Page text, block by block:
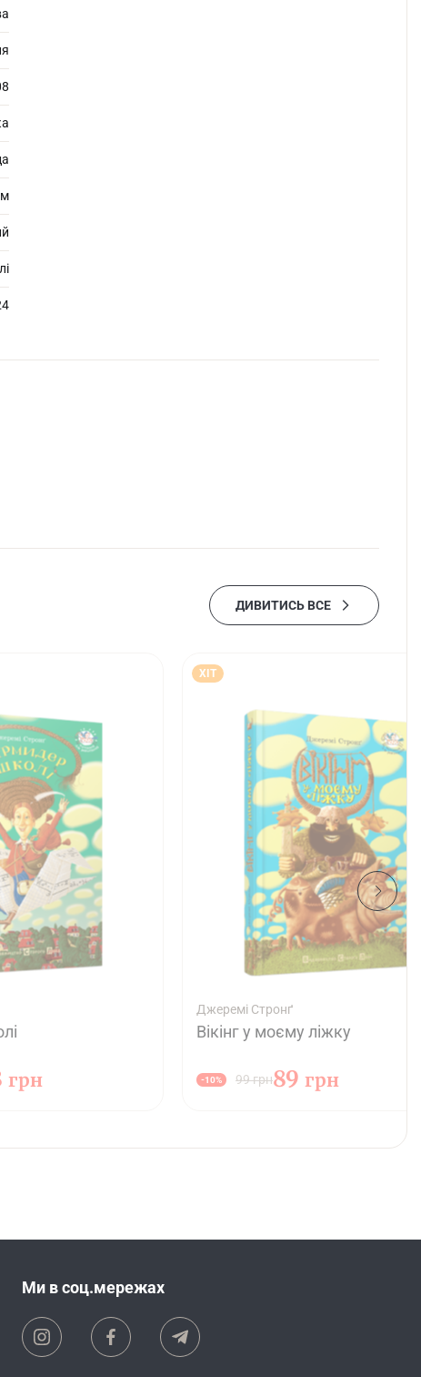
ДИВИТИСЬ ВСЕ
грн
ХІТ
Джеремі Стронґ
Вікінг у моєму ліжку
99 грн
-10% 89 грн
Ми в соц.мережах